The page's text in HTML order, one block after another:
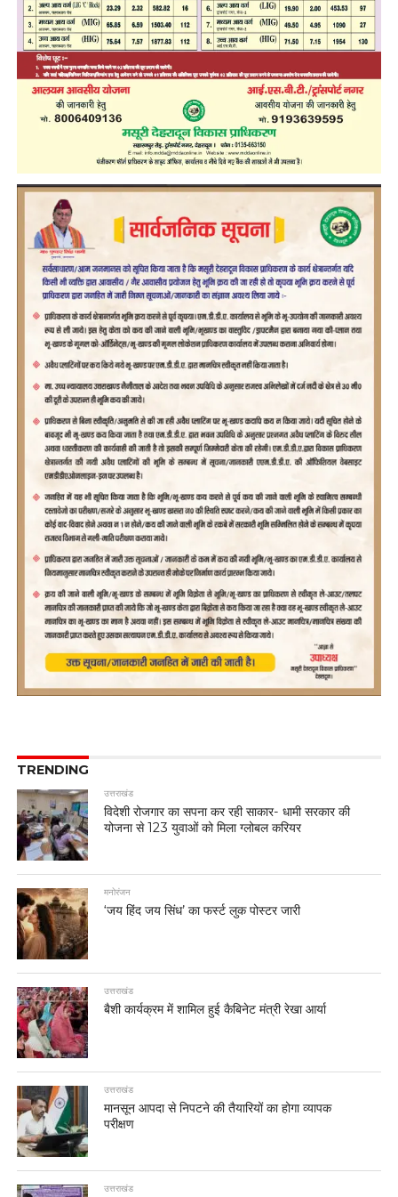
TRENDING
उत्तराखंड
विदेशी रोजगार का सपना कर रही साकार- धामी सरकार की
योजना से 123 युवाओं को मिला ग्लोबल करियर
मनोरंजन
‘जय हिंद जय सिंध’ का फर्स्ट लुक पोस्टर जारी
उत्तराखंड
बैशी कार्यक्रम में शामिल हुई कैबिनेट मंत्री रेखा आर्या
उत्तराखंड
मानसून आपदा से निपटने की तैयारियों का होगा व्यापक
परीक्षण
उत्तराखंड